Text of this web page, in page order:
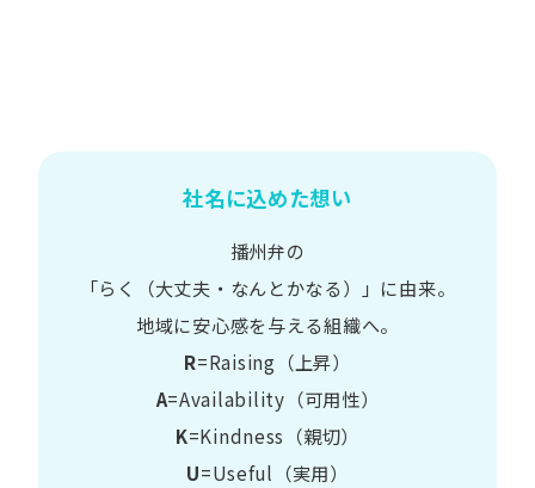
社名に込めた想い
播州弁の
​「らく​（大丈夫・なんとかなる）」に​由来。
地域に​安心感を​与える​組織へ。
R=Raising（上昇）
A=Availability​（可用性）
K=Kindness​（親切）
U=Useful​（実用）​